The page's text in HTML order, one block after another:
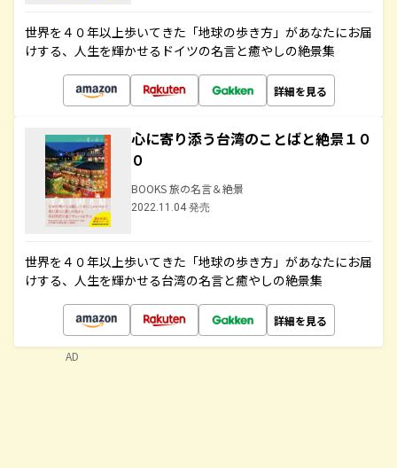
世界を４０年以上歩いてきた「地球の歩き方」があなたにお届
けする、人生を輝かせるドイツの名言と癒やしの絶景集
詳細を見る
心に寄り添う台湾のことばと絶景１０
０
BOOKS 旅の名言＆絶景
2022.11.04 発売
世界を４０年以上歩いてきた「地球の歩き方」があなたにお届
けする、人生を輝かせる台湾の名言と癒やしの絶景集
詳細を見る
AD